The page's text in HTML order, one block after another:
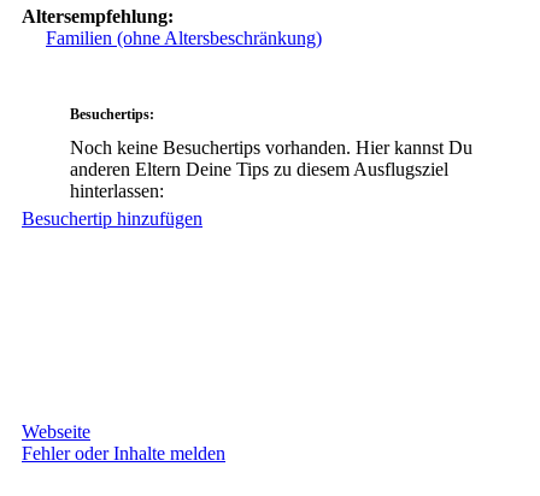
Altersempfehlung:
Familien (ohne Altersbeschränkung)
Besuchertips:
Noch keine Besuchertips vorhanden. Hier kannst Du
anderen Eltern Deine Tips zu diesem Ausflugsziel
hinterlassen:
Besuchertip hinzufügen
Webseite
Fehler oder Inhalte melden